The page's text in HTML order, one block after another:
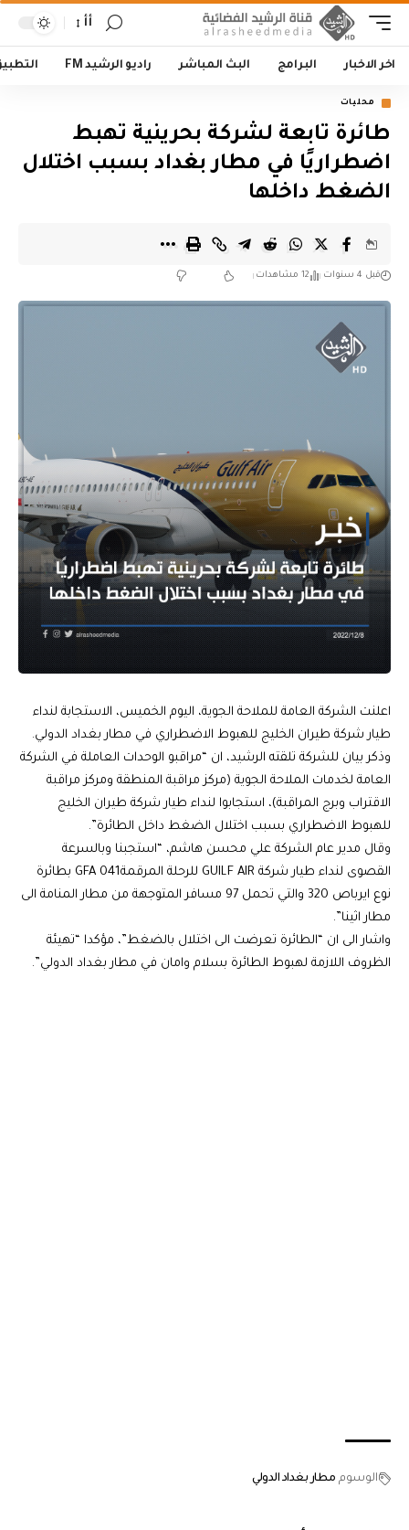
أأ
اخر الاخبار البرامج البث المباشر راديو الرشيد FM
محليات
طائرة تابعة لشركة بحرينية تهبط
اضطراريًا في مطار بغداد بسبب اختلال
الضغط داخلها
قبل 4 سنوات 12 مشاهدات
اعلنت الشركة العامة للملاحة الجوية، اليوم الخميس، الاستجابة لنداء
طيار شركة طيران الخليج للهبوط الاضطراري في مطار بغداد الدولي.
وذكر بيان للشركة تلقته الرشيد، ان “مراقبو الوحدات العاملة في الشركة
العامة لخدمات الملاحة الجوية (مركز مراقبة المنطقة ومركز مراقبة
الاقتراب وبرج المراقبة)، استجابوا لنداء طيار شركة طيران الخليج
للهبوط الاضطراري بسبب اختلال الضغط داخل الطائرة”.
وقال مدير عام الشركة علي محسن هاشم، “استجبنا وبالسرعة
القصوى لنداء طيار شركة GUILF AIR للرحلة المرقمةGFA 041 بطائرة
نوع ايرباص 320 والتي تحمل 97 مسافر المتوجهة من مطار المنامة الى
مطار اثينا”.
واشار الى ان “الطائرة تعرضت الى اختلال بالضغط”، مؤكدا “تهيئة
الظروف اللازمة لهبوط الطائرة بسلام وامان في مطار بغداد الدولي”.
الوسوم مطار بغداد الدولي